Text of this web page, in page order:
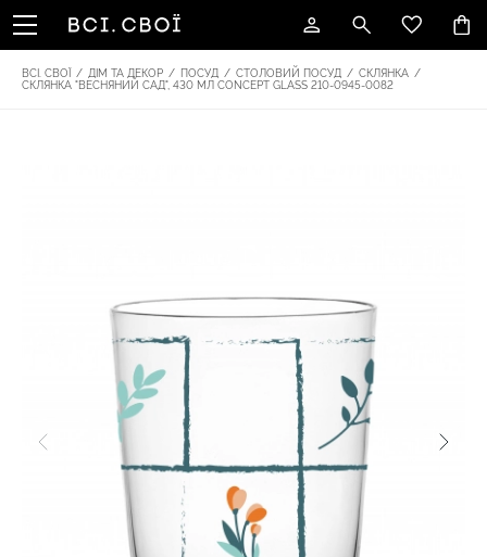
ВСІ. СВОЇ / ДІМ ТА ДЕКОР / ПОСУД / СТОЛОВИЙ ПОСУД / СКЛЯНКА /
СКЛЯНКА "ВЕСНЯНИЙ САД", 430 МЛ CONCEPT GLASS 210-0945-0082